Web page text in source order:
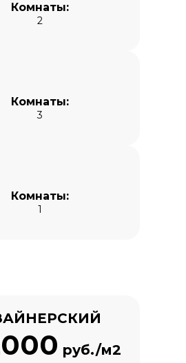
Комнаты:
2
Комнаты:
3
Комнаты:
1
руб./м2